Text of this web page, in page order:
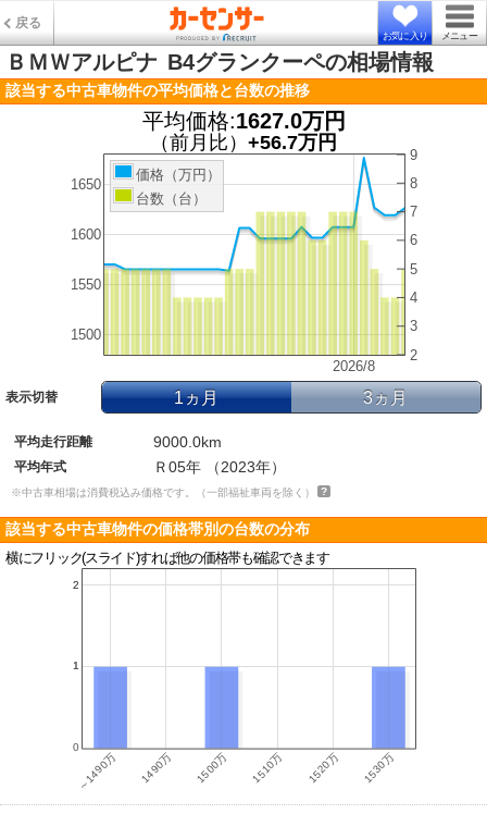
戻る
お気に入り メニュー
ＢＭＷアルピナ B4グランクーペの相場情報
該当する中古車物件の平均価格と台数の推移
平均価格:1627.0万円
（前月比） +56.7万円
2026/8
1500
1550
1600
1650
2
3
4
5
6
7
8
9
価格（万円）
台数（台）
表示切替 1ヵ月 3ヵ月
平均走行距離 9000.0km
平均年式 Ｒ05年 （2023年）
※中古車相場は消費税込み価格です。（一部福祉車両を除く）
該当する中古車物件の価格帯別の台数の分布
横にフリック(スライド)すれば他の価格帯も確認できます